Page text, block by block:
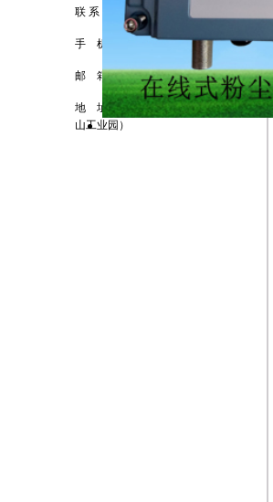
联 系 人 ： 林 博
手 机 ： 13817760448
邮 箱 ：hdlkj69@163.com
地
址 ：上海市宝山区沪太路（宝
山工业园）